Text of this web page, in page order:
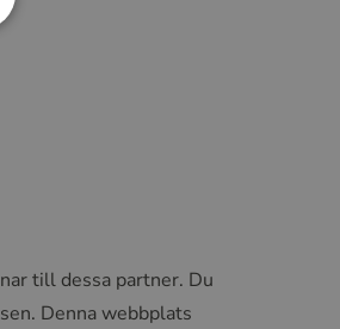
till dessa partner. Du
Denna webbplats